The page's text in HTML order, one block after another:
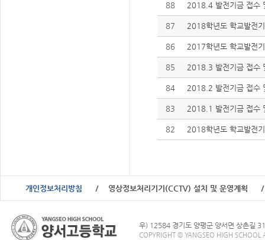
88 2018.4 발전기금 접수
87 2018학년도 학교발전
86 2017학년도 학교발전
85 2018.3 발전기금 접수
84 2018.2 발전기금 접수
83 2018.1 발전기금 접수
82 2018학년도 학교발전
개인정보처리방침 영상정보처리기기(CCTV) 설치 및 운영계획
우) 12584 경기도 양평군 양서면 상촌길
COPYRIGHT © YANGSEO HIGH SCHOOL